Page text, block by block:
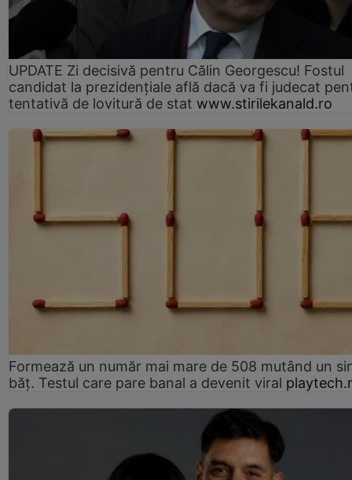
UPDATE Zi decisivă pentru Călin Georgescu! Fostul
candidat la prezidențiale află dacă va fi judecat
tentativă de lovitură de stat www.stirilekanald.ro
Formează un număr mai mare de 508 mutând un
băț. Testul care pare banal a devenit viral